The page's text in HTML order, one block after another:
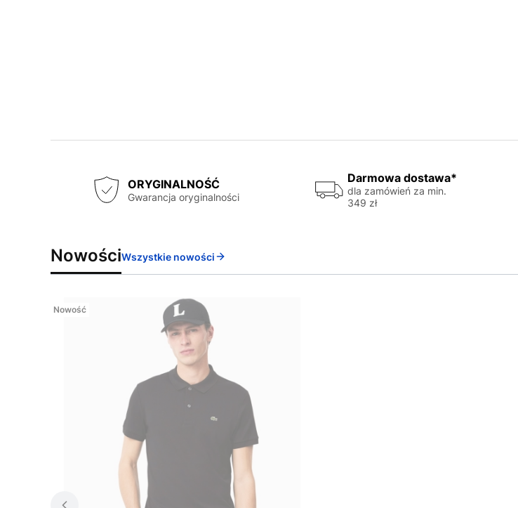
ORYGINALNOŚĆ
Gwarancja oryginalności
Darmowa dostawa*
dla zamówień za min.
349 zł
NowościWszystkie nowości
Nowość